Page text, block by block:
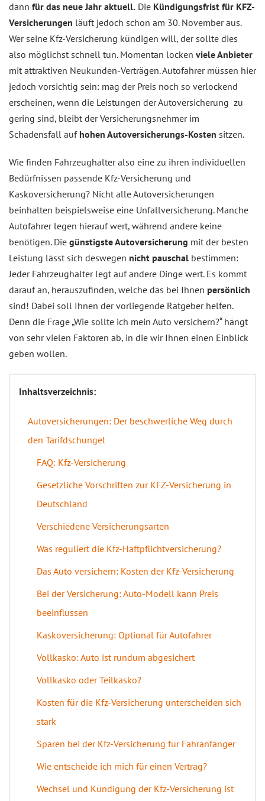
dann für das neue Jahr aktuell. Die Kündigungsfrist für KFZ-
Versicherungen läuft jedoch schon am 30. November aus.
Wer seine Kfz-Versicherung kündigen will, der sollte dies
also möglichst schnell tun. Momentan locken viele Anbieter
mit attraktiven Neukunden-Verträgen. Autofahrer müssen hier
jedoch vorsichtig sein: mag der Preis noch so verlockend
erscheinen, wenn die Leistungen der Autoversicherung zu
gering sind, bleibt der Versicherungsnehmer im
Schadensfall auf hohen Autoversicherungs-Kosten sitzen.
Wie finden Fahrzeughalter also eine zu ihren individuellen
Bedürfnissen passende Kfz-Versicherung und
Kaskoversicherung? Nicht alle Autoversicherungen
beinhalten beispielsweise eine Unfallversicherung. Manche
Autofahrer legen hierauf wert, während andere keine
benötigen. Die günstigste Autoversicherung mit der besten
Leistung lässt sich deswegen nicht pauschal bestimmen:
Jeder Fahrzeughalter legt auf andere Dinge wert. Es kommt
darauf an, herauszufinden, welche das bei Ihnen persönlich
sind! Dabei soll Ihnen der vorliegende Ratgeber helfen.
Denn die Frage „Wie sollte ich mein Auto versichern?“ hängt
von sehr vielen Faktoren ab, in die wir Ihnen einen Einblick
geben wollen.
Inhaltsverzeichnis:
Autoversicherungen: Der beschwerliche Weg durch
den Tarifdschungel
FAQ: Kfz-Versicherung
Gesetzliche Vorschriften zur KFZ-Versicherung in
Deutschland
Verschiedene Versicherungsarten
Was reguliert die Kfz-Haftpflichtversicherung?
Das Auto versichern: Kosten der Kfz-Versicherung
Bei der Versicherung: Auto-Modell kann Preis
beeinflussen
Kaskoversicherung: Optional für Autofahrer
Vollkasko: Auto ist rundum abgesichert
Vollkasko oder Teilkasko?
Kosten für die Kfz-Versicherung unterscheiden sich
stark
Sparen bei der Kfz-Versicherung für Fahranfänger
Wie entscheide ich mich für einen Vertrag?
Wechsel und Kündigung der Kfz-Versicherung ist